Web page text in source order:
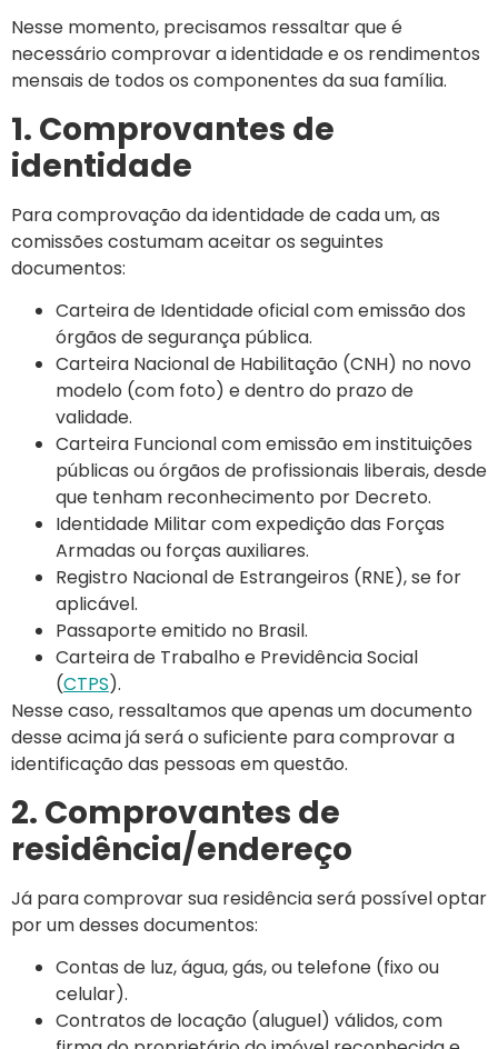
Nesse momento, precisamos ressaltar que é
necessário comprovar a identidade e os rendimentos
mensais de todos os componentes da sua família.
1. Comprovantes de
identidade
Para comprovação da identidade de cada um, as
comissões costumam aceitar os seguintes
documentos:
Carteira de Identidade oficial com emissão dos
órgãos de segurança pública.
Carteira Nacional de Habilitação (CNH) no novo
modelo (com foto) e dentro do prazo de
validade.
Carteira Funcional com emissão em instituições
públicas ou órgãos de profissionais liberais, desde
que tenham reconhecimento por Decreto.
Identidade Militar com expedição das Forças
Armadas ou forças auxiliares.
Registro Nacional de Estrangeiros (RNE), se for
aplicável.
Passaporte emitido no Brasil.
Carteira de Trabalho e Previdência Social
(CTPS).
Nesse caso, ressaltamos que apenas um documento
desse acima já será o suficiente para comprovar a
identificação das pessoas em questão.
2. Comprovantes de
residência/endereço
Já para comprovar sua residência será possível optar
por um desses documentos:
Contas de luz, água, gás, ou telefone (fixo ou
celular).
Contratos de locação (aluguel) válidos, com